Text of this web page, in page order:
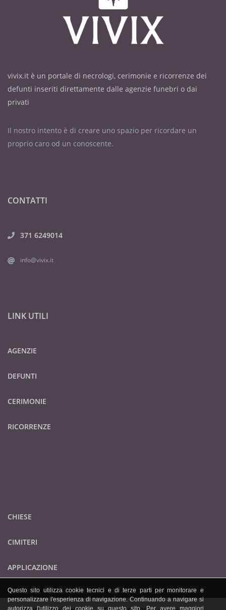
vivix.it è un portale di necrologi, cerimonie e ricorrenze dei
defunti inseriti direttamente dalle agenzie funebri o dai
privati
Il nostro intento è di creare uno spazio per ricordare un
proprio caro od un conoscente.
CONTATTI
371 6249014
info@vivix.it
LINK UTILI
AGENZIE
DEFUNTI
CERIMONIE
RICORRENZE
CHIESE
CIMITERI
APPLICAZIONE
Questo sito utilizza cookie tecnici e di terze parti per monitorare e
personalizzare l'esperienza di navigazione. Continuando a navigare si
autorizza l'utilizzo dei cookie su questo sito. Per avere maggiori